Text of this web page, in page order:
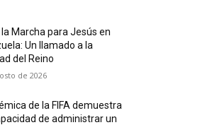
Marcha para Jesús en
Un llamado a la
del Reino
de 2026
de la FIFA demuestra
de administrar un